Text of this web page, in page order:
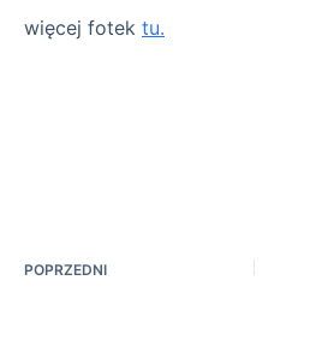
więcej fotek tu.
POPRZEDNI